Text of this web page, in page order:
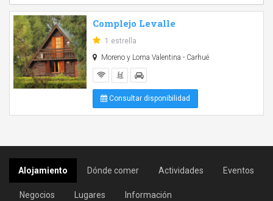
Complejo Levalle
1 estrella
Moreno y Loma Valentina - Carhué
Consultar disponibilidad
Alojamiento Dónde comer Actividades Eventos
Negocios Lugares Información